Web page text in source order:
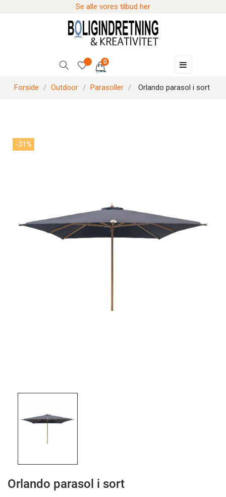
Se alle vores tilbud her
0
Skift
☰
Forside Outdoor Parasoller Orlando parasol i sort
-31%
Orlando parasol i sort